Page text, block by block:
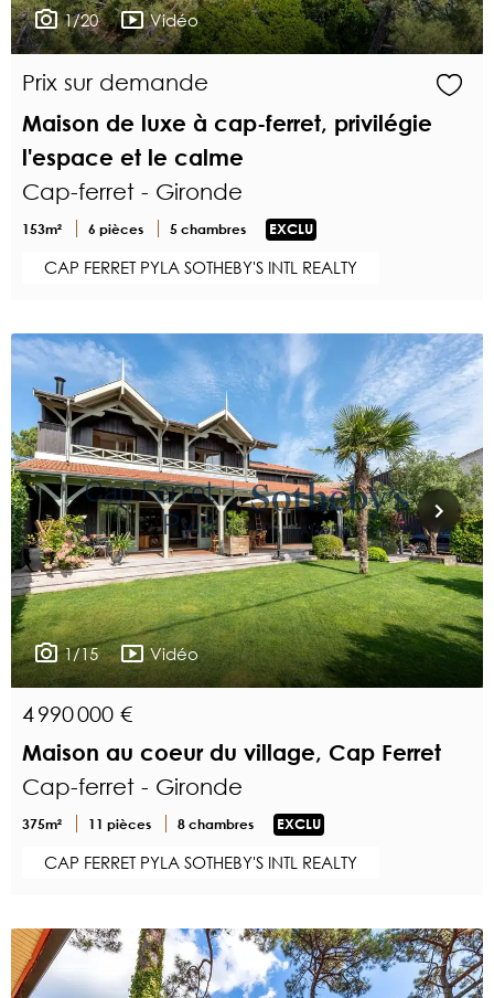
1/20 Vidéo
Prix sur demande
Maison de luxe à cap-ferret, privilégie
l'espace et le calme
Cap-ferret - Gironde
153m² 6 pièces 5 chambres EXCLU
CAP FERRET PYLA SOTHEBY'S INTL REALTY
1/15 Vidéo
4 990 000 €
Maison au coeur du village, Cap Ferret
Cap-ferret - Gironde
375m² 11 pièces 8 chambres EXCLU
CAP FERRET PYLA SOTHEBY'S INTL REALTY